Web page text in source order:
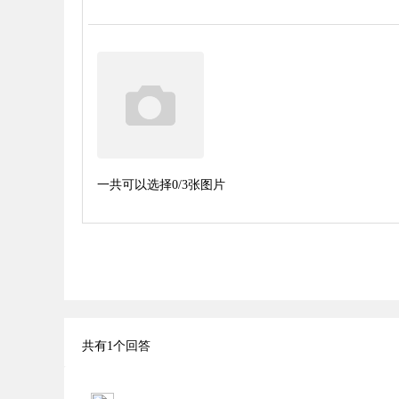
一共可以选择0/3张图片
共有1个回答